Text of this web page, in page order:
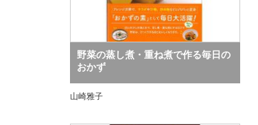
野菜の蒸し煮・重ね煮で作る毎日の
おかず
山崎雅子